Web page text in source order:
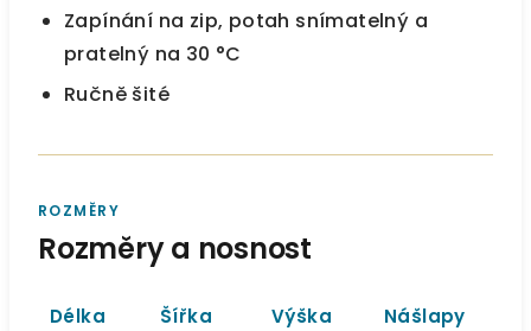
Zapínání na zip, potah snímatelný a
pratelný na 30 °C
Ručně šité
ROZMĚRY
Rozměry a nosnost
Délka Šířka Výška Nášlapy